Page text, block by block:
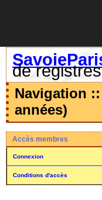
de
Navigation ::
années)
Accès membres
Connexion
Conditions d'accès